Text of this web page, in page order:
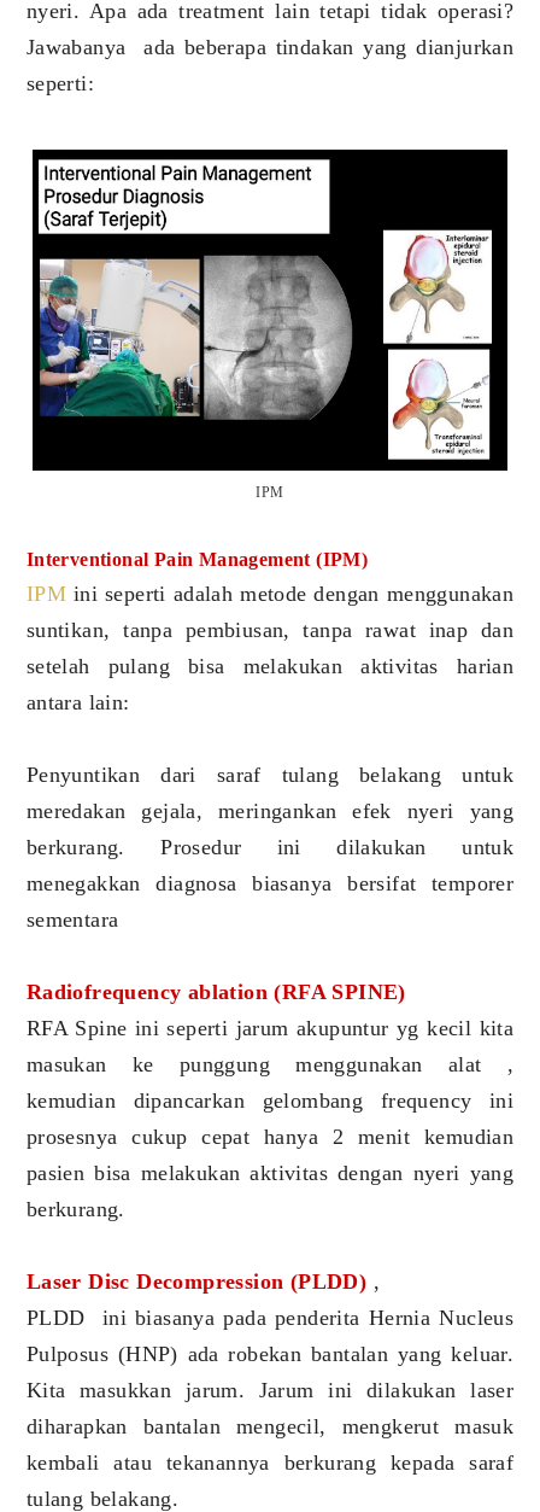
nyeri. Apa ada treatment lain tetapi tidak operasi?
Jawabanya ada beberapa tindakan yang dianjurkan
seperti:
IPM
Interventional Pain Management (IPM)
IPM ini seperti adalah metode dengan menggunakan
suntikan, tanpa pembiusan, tanpa rawat inap dan
setelah pulang bisa melakukan aktivitas harian
antara lain:
Penyuntikan dari saraf tulang belakang untuk
meredakan gejala, meringankan efek nyeri yang
berkurang. Prosedur ini dilakukan untuk
menegakkan diagnosa biasanya bersifat temporer
sementara
Radiofrequency ablation (RFA SPINE)
RFA Spine ini seperti jarum akupuntur yg kecil kita
masukan ke punggung menggunakan alat ,
kemudian dipancarkan gelombang frequency ini
prosesnya cukup cepat hanya 2 menit kemudian
pasien bisa melakukan aktivitas dengan nyeri yang
berkurang.
Laser Disc Decompression (PLDD) ,
PLDD ini biasanya pada penderita Hernia Nucleus
Pulposus (HNP) ada robekan bantalan yang keluar.
Kita masukkan jarum. Jarum ini dilakukan laser
diharapkan bantalan mengecil, mengkerut masuk
kembali atau tekanannya berkurang kepada saraf
tulang belakang.